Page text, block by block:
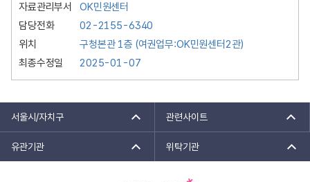
자료관리부서
OK민원센터
담당전화
02-2155-6340
위치
구청본관 1층 (여권업무:OK민원센터2관)
최종수정일
2025-01-07
서울시/자치구 관련사이트
유관기관 위탁기관